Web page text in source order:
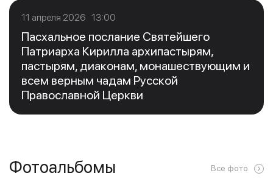
11 апреля 2026 13:00
Пасхальное послание Святейшего
Патриарха Кирилла архипастырям,
пастырям, диаконам, монашествующим и
всем верным чадам Русской
Православной Церкви
Фотоальбомы Все фото